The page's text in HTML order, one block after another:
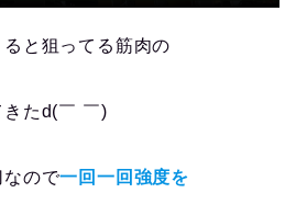
と狙ってる筋肉の
たd(￣ ￣)
なので一回一回強度を